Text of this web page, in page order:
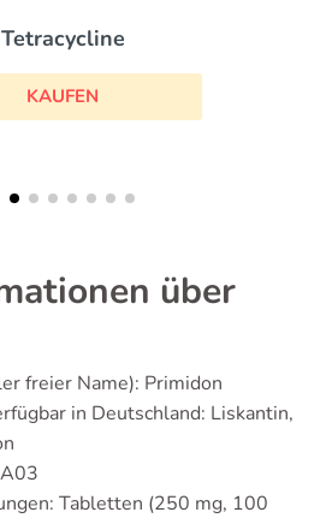
Tetracycline
KAUFEN
über
freier Name): Primidon
in Deutschland: Liskantin,
Tabletten (250 mg, 100